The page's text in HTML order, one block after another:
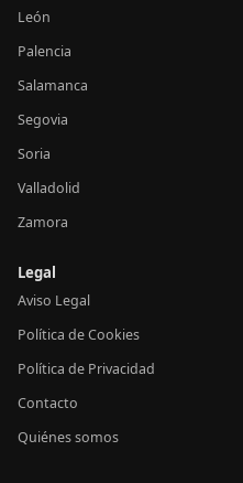
León
Palencia
Salamanca
Segovia
Soria
Valladolid
Zamora
Legal
Aviso Legal
Política de Cookies
Política de Privacidad
Contacto
Quiénes somos